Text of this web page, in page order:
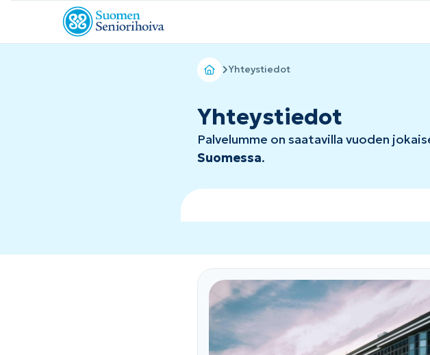
Yhteystiedot
Yhteystiedot
Palvelumme on saatavilla vuoden
Suomessa.